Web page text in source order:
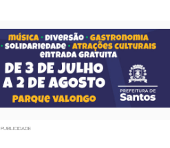
PUBLICIDADE